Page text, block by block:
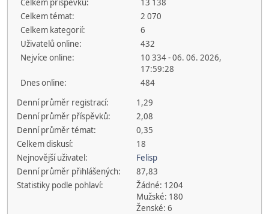
Celkem příspěvků:
13 138
Celkem témat:
2 070
Celkem kategorií:
6
Uživatelů online:
432
Nejvíce online:
10 334 - 06. 06. 2026,
17:59:28
Dnes online:
484
Denní průměr registrací:
1,29
Denní průměr příspěvků:
2,08
Denní průměr témat:
0,35
Celkem diskusí:
18
Nejnovější uživatel:
Felisp
Denní průměr přihlášených:
87,83
Statistiky podle pohlaví:
Žádné: 1204
Mužské: 180
Ženské: 6